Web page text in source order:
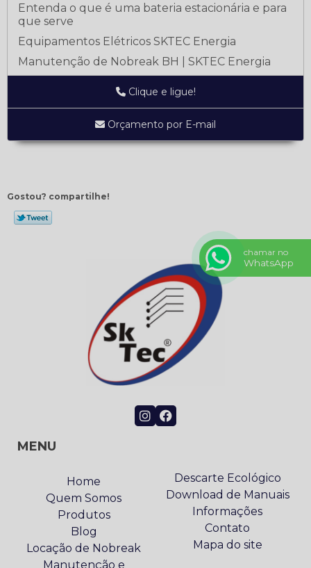
Entenda o que é uma bateria estacionária e para
que serve
Equipamentos Elétricos SKTEC Energia
Manutenção de Nobreak BH | SKTEC Energia
Melhor nobreak: saiba qual é o ideal para cada
Clique e ligue!
Orçamento por E-mail
Gostou? compartilhe!
MENU
Home
Quem Somos
Produtos
Blog
Locação de Nobreak
Manutenção e
Descarte Ecológico
Download de Manuais
Informações
Contato
Mapa do site
chamar no
WhatsApp